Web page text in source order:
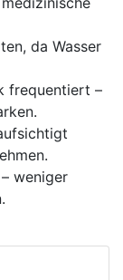
da Wasser
frequentiert –
weniger